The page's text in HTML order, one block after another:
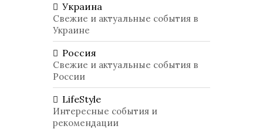
Украина
Свежие и актуальные события в
Украине
Россия
Свежие и актуальные события в
России
LifeStyle
Интересные события и
рекомендации